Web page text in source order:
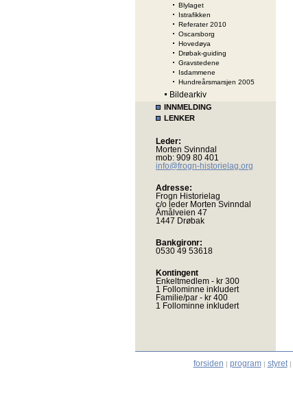
Blylaget
Istrafikken
Referater 2010
Oscarsborg
Hovedøya
Drøbak-guiding
Gravstedene
Isdammene
Hundreårsmarsjen 2005
Bildearkiv
INNMELDING
LENKER
Leder:
Morten Svinndal
mob: 909 80 401
info@frogn-historielag.org
Adresse:
Frogn Historielag
c/o leder Morten Svinndal
Åmålveien 47
1447 Drøbak
Bankgironr:
0530 49 53618
Kontingent
Enkeltmedlem - kr 300
1 Follominne inkludert
Familie/par - kr 400
1 Follominne inkludert
forsiden | program| styret|